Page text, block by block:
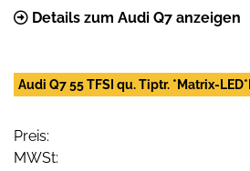
Details zum Audi Q7 anzeigen
Audi Q7 55 TFSI qu. Tiptr. *Matrix-
Preis:
MWSt: